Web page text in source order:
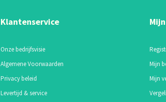
Klantenservice
Onze bedrijfsvisie
Algemene Voorwaarden
Privacy beleid
Levertijd & service
Mijn
Mijn